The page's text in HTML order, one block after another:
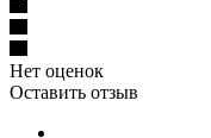
Нет оценок
Оставить отзыв